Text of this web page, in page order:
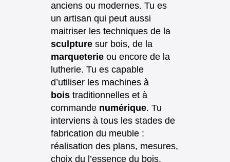
anciens ou modernes. Tu es
un artisan qui peut aussi
maitriser les techniques de la
sculpture sur bois, de la
marqueterie ou encore de la
lutherie. Tu es capable
d’utiliser les machines à
bois traditionnelles et à
commande numérique. Tu
interviens à tous les stades de
fabrication du meuble :
réalisation des plans, mesures,
choix du l’essence du bois,